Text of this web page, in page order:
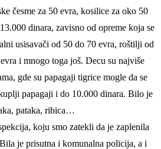
česme za 50 evra, kosilice za oko 50
dinara, zavisno od opreme koja se
usisavači od 50 do 70 evra, roštilji od
i mnogo toga još. Decu su najviše
gde su papagaji tigrice mogle da se
papagaji i do 10.000 dinara. Bilo je
pataka, ribica…
koju smo zatekli da je zaplenila
je prisutna i komunalna policija, a i